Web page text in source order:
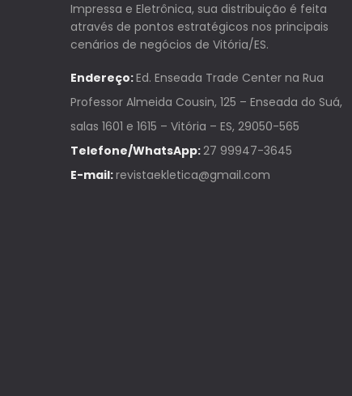
Impressa e Eletrônica, sua distribuição é feita
através de pontos estratégicos nos principais
cenários de negócios de Vitória/ES.
Endereço:Ed. Enseada Trade Center na Rua
Professor Almeida Cousin, 125 – Enseada do Suá,
salas 1601 e 1615 – Vitória – ES, 29050-565
Telefone/WhatsApp:27 99947-3645
E-mail:revistaekletica@gmail.com